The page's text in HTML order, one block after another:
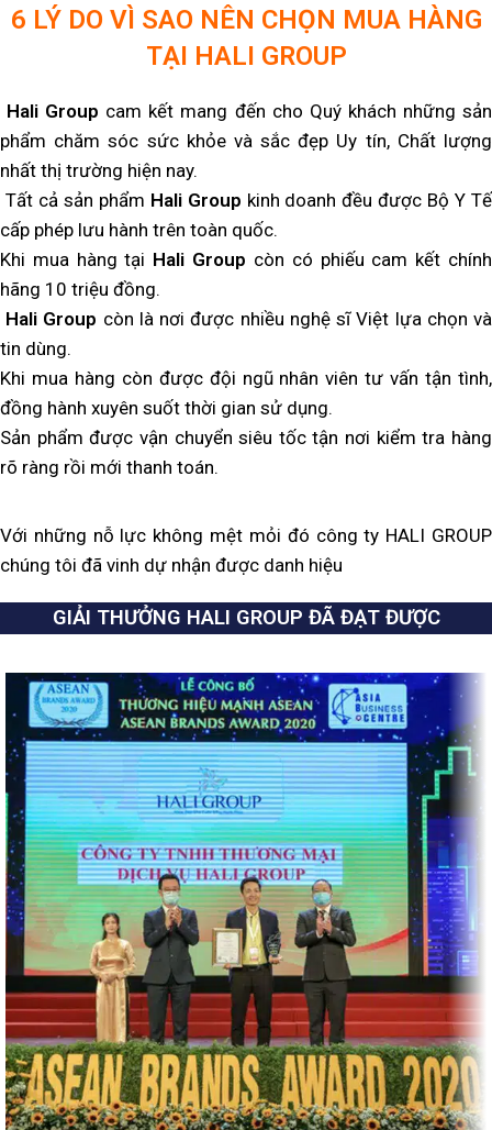
6 LÝ DO VÌ SAO NÊN CHỌN MUA HÀNG
TẠI HALI GROUP
Hali Group cam kết mang đến cho Quý khách những sản
phẩm chăm sóc sức khỏe và sắc đẹp Uy tín, Chất lượng
nhất thị trường hiện nay.
Tất cả sản phẩm Hali Group kinh doanh đều được Bộ Y Tế
cấp phép lưu hành trên toàn quốc.
Khi mua hàng tại Hali Group còn có phiếu cam kết chính
hãng 10 triệu đồng.
Hali Group còn là nơi được nhiều nghệ sĩ Việt lựa chọn và
tin dùng.
Khi mua hàng còn được đội ngũ nhân viên tư vấn tận tình,
đồng hành xuyên suốt thời gian sử dụng.
Sản phẩm được vận chuyển siêu tốc tận nơi kiểm tra hàng
rõ ràng rồi mới thanh toán.
Với những nỗ lực không mệt mỏi đó công ty HALI GROUP
chúng tôi đã vinh dự nhận được danh hiệu
GIẢI THƯỞNG HALI GROUP ĐÃ ĐẠT ĐƯỢC